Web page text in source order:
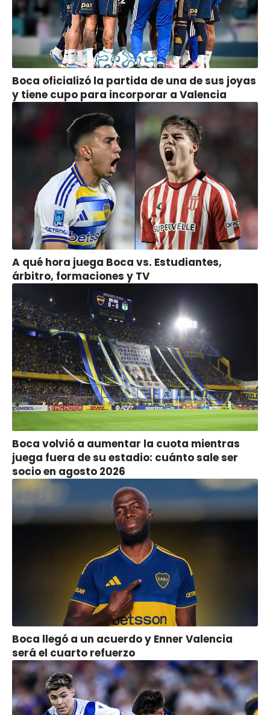
Boca oficializó la partida de una de sus joyas
y tiene cupo para incorporar a Valencia
A qué hora juega Boca vs. Estudiantes,
árbitro, formaciones y TV
Boca volvió a aumentar la cuota mientras
juega fuera de su estadio: cuánto sale ser
socio en agosto 2026
Boca llegó a un acuerdo y Enner Valencia
será el cuarto refuerzo